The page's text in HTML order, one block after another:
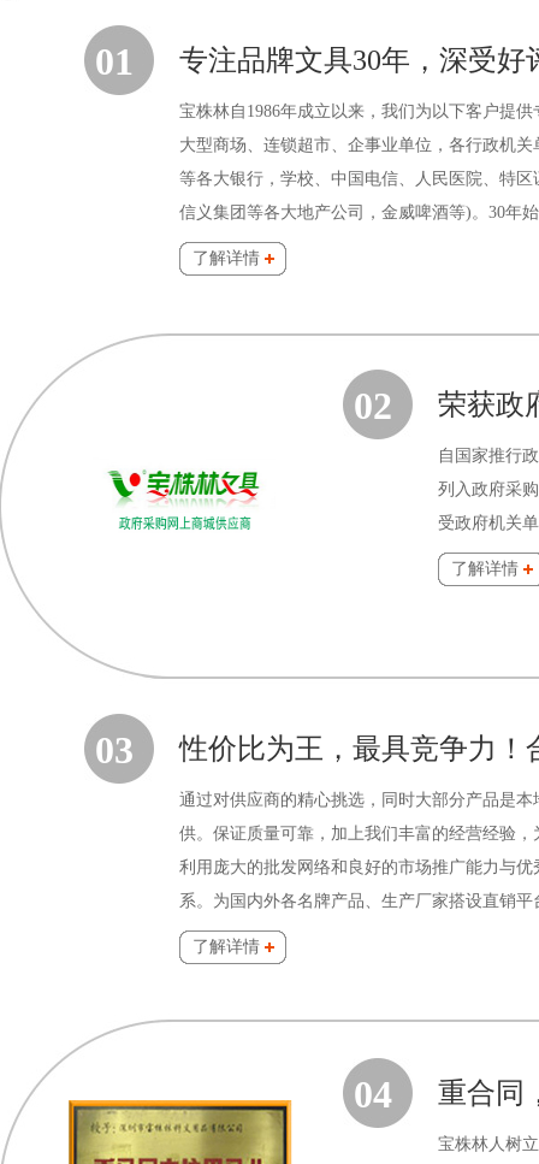
01 专注品牌文具30年，深受好
宝株林自1986年成立以来，我们为以下客户提
大型商场、连锁超市、企事业单位，各行政机
等各大银行，学校、中国电信、人民医院、特
信义集团等各大地产公司，金威啤酒等)。30
了解详情
02 荣获政
自国家推行
列入政府采
受政府机关
了解详情
03 性价比为王，最具竞争力！
通过对供应商的精心挑选，同时大部分产品是
供。保证质量可靠，加上我们丰富的经营经验
利用庞大的批发网络和良好的市场推广能力与
系。为国内外各名牌产品、生产厂家搭设直销
了解详情
04 重合同
宝株林人树